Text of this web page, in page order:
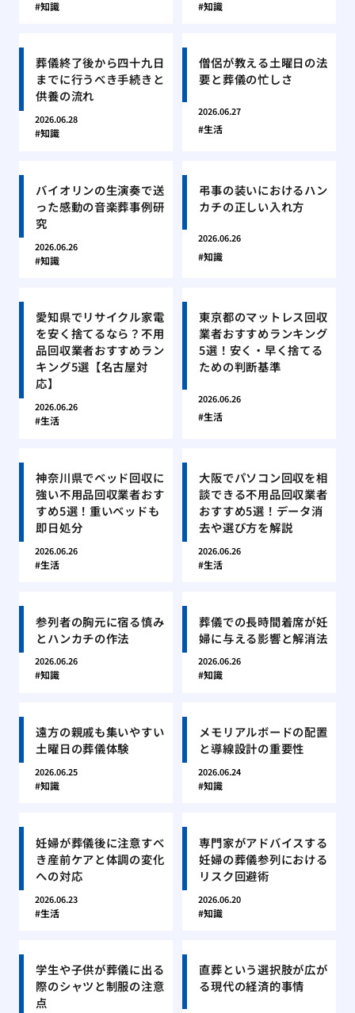
知識 知識
葬儀終了後から四十九日
までに行うべき手続きと
供養の流れ
2026.06.28
知識
僧侶が教える土曜日の法
要と葬儀の忙しさ
2026.06.27
生活
バイオリンの生演奏で送
った感動の音楽葬事例研
究
2026.06.26
知識
弔事の装いにおけるハン
カチの正しい入れ方
2026.06.26
知識
愛知県でリサイクル家電
を安く捨てるなら？不用
品回収業者おすすめラン
キング5選【名古屋対
応】
2026.06.26
生活
東京都のマットレス回収
業者おすすめランキング
5選！安く・早く捨てる
ための判断基準
2026.06.26
生活
神奈川県でベッド回収に
強い不用品回収業者おす
すめ5選！重いベッドも
即日処分
2026.06.26
生活
大阪でパソコン回収を相
談できる不用品回収業者
おすすめ5選！データ消
去や選び方を解説
2026.06.26
生活
参列者の胸元に宿る慎み
とハンカチの作法
2026.06.26
知識
葬儀での長時間着席が妊
婦に与える影響と解消法
2026.06.26
知識
遠方の親戚も集いやすい
土曜日の葬儀体験
2026.06.25
知識
メモリアルボードの配置
と導線設計の重要性
2026.06.24
知識
妊婦が葬儀後に注意すべ
き産前ケアと体調の変化
への対応
2026.06.23
生活
専門家がアドバイスする
妊婦の葬儀参列における
リスク回避術
2026.06.20
知識
学生や子供が葬儀に出る
際のシャツと制服の注意
点
直葬という選択肢が広が
る現代の経済的事情